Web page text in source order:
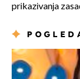
prikazivanja